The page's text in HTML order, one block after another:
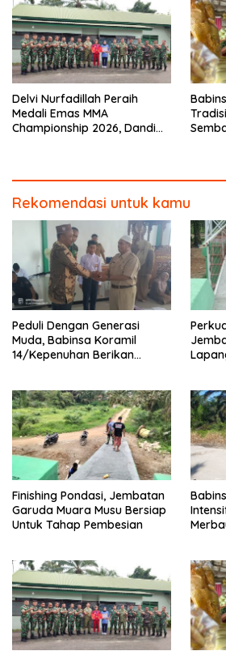
Delvi Nurfadillah Peraih
Medali Emas MMA
Championship 2026, Dandim
Rekomendasi untuk kamu
Peduli Dengan Generasi
Muda, Babinsa Koramil
14/Kepenuhan Berikan
Finishing Pondasi, Jembatan
Garuda Muara Musu Bersiap
Untuk Tahap Pembesian